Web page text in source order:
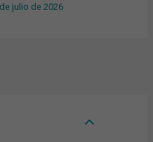
julio de 2026